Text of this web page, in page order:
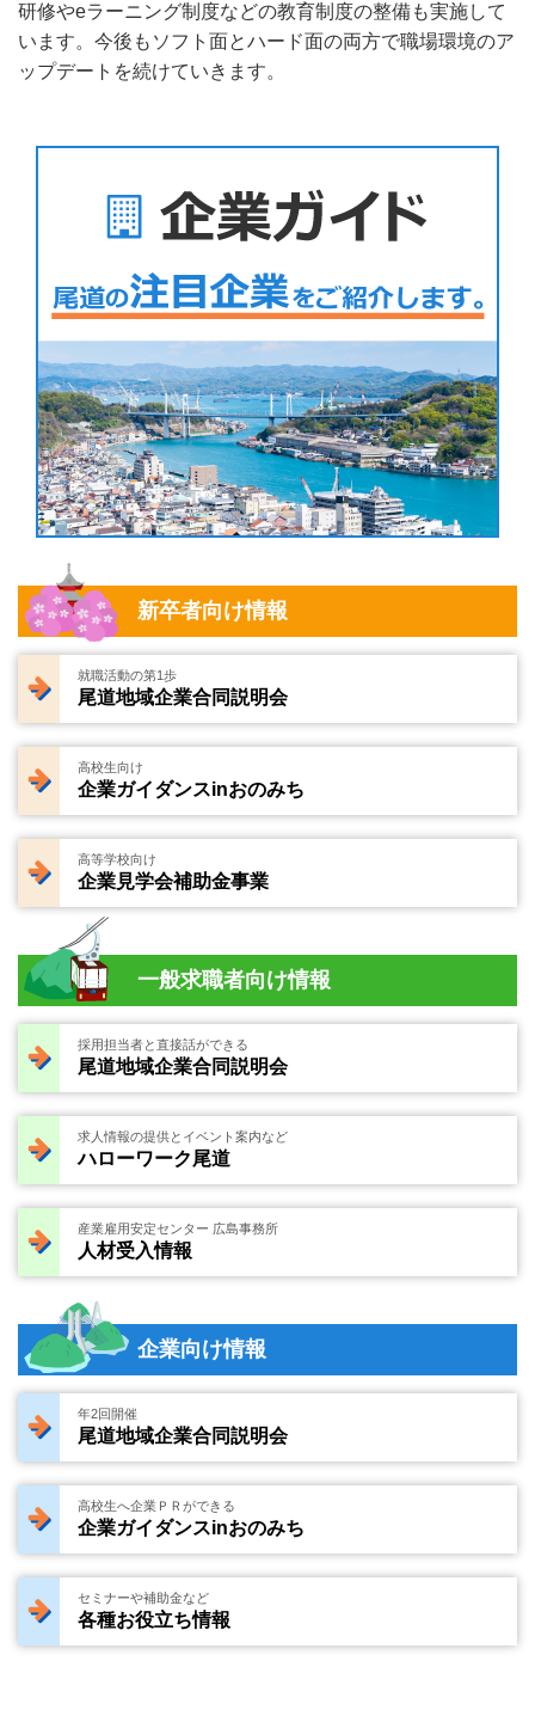
研修やeラーニング制度などの教育制度の整備も実施して
います。今後もソフト面とハード面の両方で職場環境のア
ップデートを続けていきます。
新卒者向け情報
就職活動の第1歩
尾道地域企業合同説明会
高校生向け
企業ガイダンスinおのみち
高等学校向け
企業見学会補助金事業
一般求職者向け情報
採用担当者と直接話ができる
尾道地域企業合同説明会
求人情報の提供とイベント案内など
ハローワーク尾道
産業雇用安定センター 広島事務所
人材受入情報
企業向け情報
年2回開催
尾道地域企業合同説明会
高校生へ企業ＰＲができる
企業ガイダンスinおのみち
セミナーや補助金など
各種お役立ち情報